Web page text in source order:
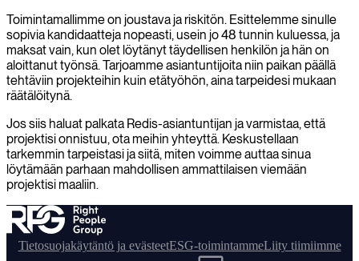
Toimintamallimme on joustava ja riskitön. Esittelemme sinulle
sopivia kandidaatteja nopeasti, usein jo 48 tunnin kuluessa, ja
maksat vain, kun olet löytänyt täydellisen henkilön ja hän on
aloittanut työnsä. Tarjoamme asiantuntijoita niin paikan päällä
tehtäviin projekteihin kuin etätyöhön, aina tarpeidesi mukaan
räätälöitynä.
Jos siis haluat palkata Redis-asiantuntijan ja varmistaa, että
projektisi onnistuu, ota meihin yhteyttä. Keskustellaan
tarkemmin tarpeistasi ja siitä, miten voimme auttaa sinua
löytämään parhaan mahdollisen ammattilaisen viemään
projektisi maaliin.
Tietosuojakäytäntö ja evästeetESG-toimintammeLiity tiimiimme